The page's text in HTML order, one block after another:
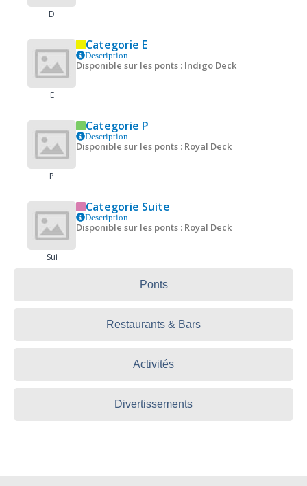
Ponts
Restaurants & Bars
Activités
Divertissements
D
E
Categorie E
Description
Disponible sur les ponts : Indigo Deck
P
Categorie P
Description
Disponible sur les ponts : Royal Deck
Sui
Categorie Suite
Description
Disponible sur les ponts : Royal Deck